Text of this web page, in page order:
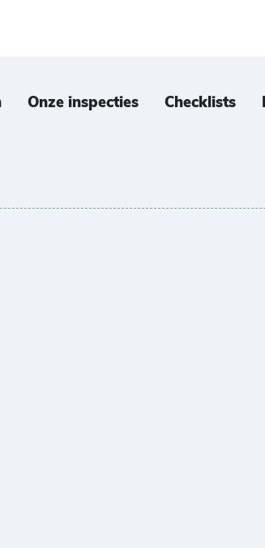
Onze inspecties Checklists